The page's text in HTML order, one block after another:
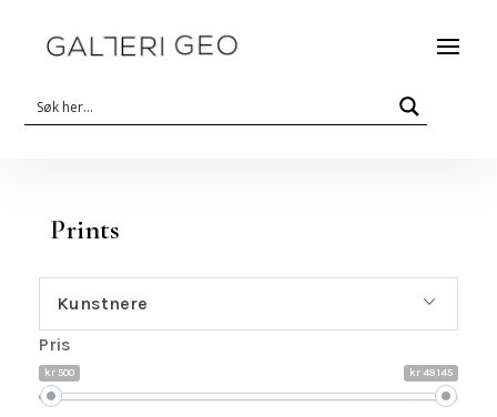
Prints
Kunstnere
Pris
kr 500 kr 48 145